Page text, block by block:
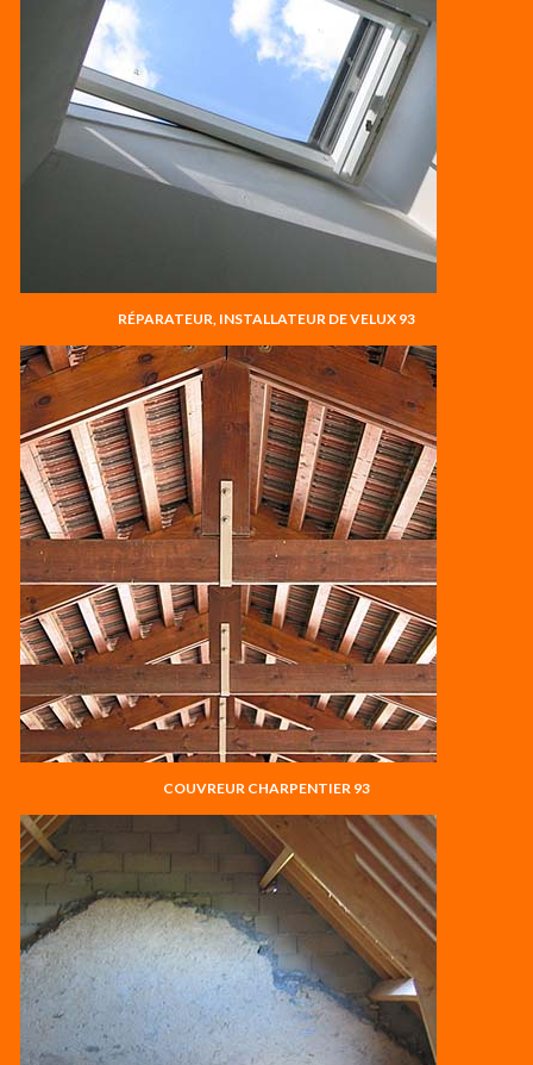
RÉPARATEUR, INSTALLATEUR DE VELUX 93
COUVREUR CHARPENTIER 93